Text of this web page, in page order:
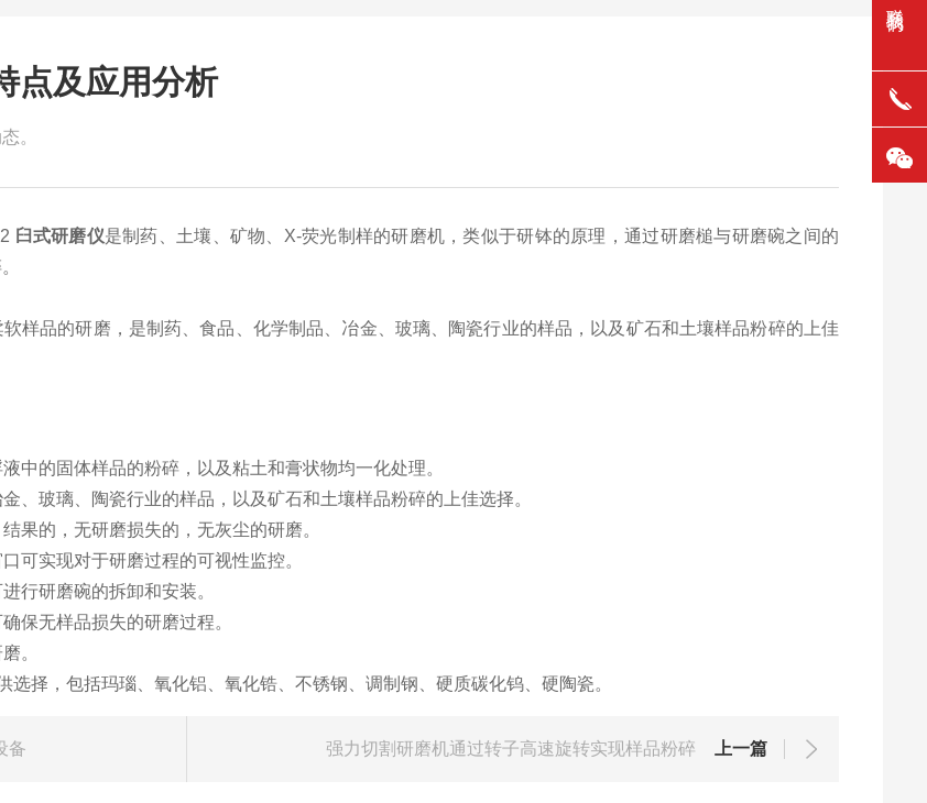
点及应用分析
。
臼式研磨仪是制药、土壤、矿物、X-荧光制样的研磨机，类似于研钵的原理，通过研磨槌与研磨碗之间的
样品的研磨，是制药、食品、化学制品、冶金、玻璃、陶瓷行业的样品，以及矿石和土壤样品粉碎的上佳
中的固体样品的粉碎，以及粘土和膏状物均一化处理。
、玻璃、陶瓷行业的样品，以及矿石和土壤样品粉碎的上佳选择。
果的，无研磨损失的，无灰尘的研磨。
可实现对于研磨过程的可视性监控。
行研磨碗的拆卸和安装。
保无样品损失的研磨过程。
。
选择，包括玛瑙、氧化铝、氧化锆、不锈钢、调制钢、硬质碳化钨、硬陶瓷。
备 上一篇
强力切割研磨机通过转子高速旋转实现样品粉碎